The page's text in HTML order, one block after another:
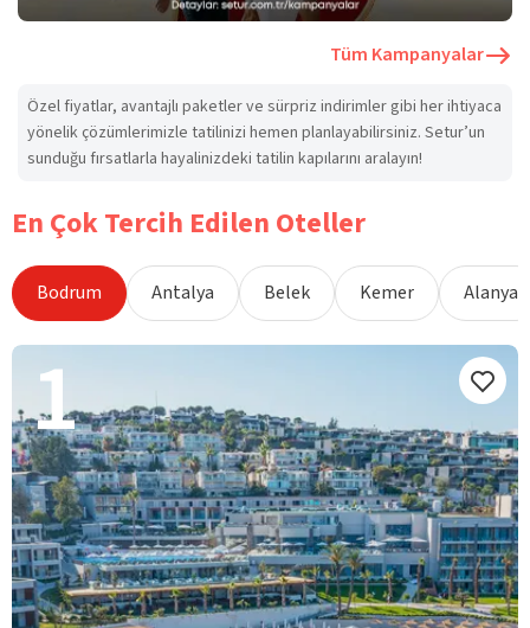
Tüm Kampanyalar
Özel fiyatlar, avantajlı paketler ve sürpriz indirimler gibi her ihtiyaca
yönelik çözümlerimizle tatilinizi hemen planlayabilirsiniz. Setur’un
sunduğu fırsatlarla hayalinizdeki tatilin kapılarını aralayın!
En Çok Tercih Edilen Oteller
Bodrum Antalya Belek Kemer Alanya
1